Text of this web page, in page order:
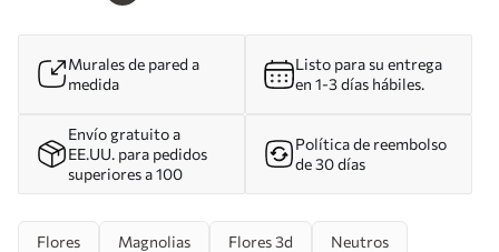
Murales de pared a
medida
Listo para su entrega
en 1-3 días hábiles.
Envío gratuito a
EE.UU. para pedidos
superiores a 100
Política de reembolso
de 30 días
Flores Magnolias Flores 3d Neutros